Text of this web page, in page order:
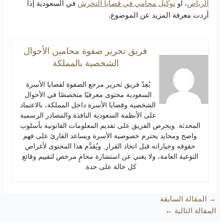
الرياض، أوتوكيل محامي في قضايا التحرش في السعودية إذا
أردت معرفة المزيد عن الموضوع.
فريق تحرير صفوة محامين الأحوال
الشخصية بالمملكة
يُعِدّ فريق تحرير مرجع الصفوة لقضايا الأسرة
السعودية محتوى معرفيًا متخصصًا في الأحوال
الشخصية وقضايا الأسرة داخل المملكة، بالاعتماد
على الأنظمة السعودية النافذة والمصادر الرسمية
المحدثة. ويحرص الفريق على تقديم المعلومات القانونية بأسلوب
واضح ومحايد يحترم خصوصية الأسرة ويساعد القارئ على فهم
حقوقه وخياراته قبل اتخاذ القرار. ويُقدَّم هذا المحتوى لأغراض
التوعية العامة، ولا يغني عن استشارة محامٍ مرخص لتقييم وقائع
كل حالة على حدة.
→ المقالة السابقة
المقالة التالية ←